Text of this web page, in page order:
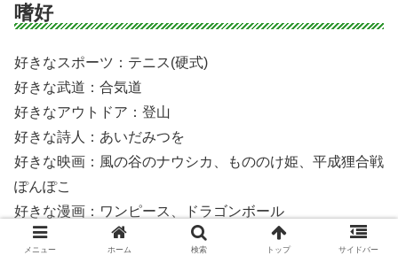
嗜好
好きなスポーツ：テニス(硬式)
好きな武道：合気道
好きなアウトドア：登山
好きな詩人：あいだみつを
好きな映画：風の谷のナウシカ、もののけ姫、平成狸合戦
ぽんぽこ
好きな漫画：ワンピース、ドラゴンボール
好きなアニメ：日常
メニュー ホーム 検索 トップ サイドバー